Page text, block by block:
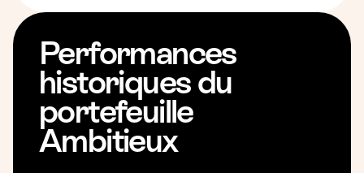
Performances
historiques du
portefeuille
Ambitieux